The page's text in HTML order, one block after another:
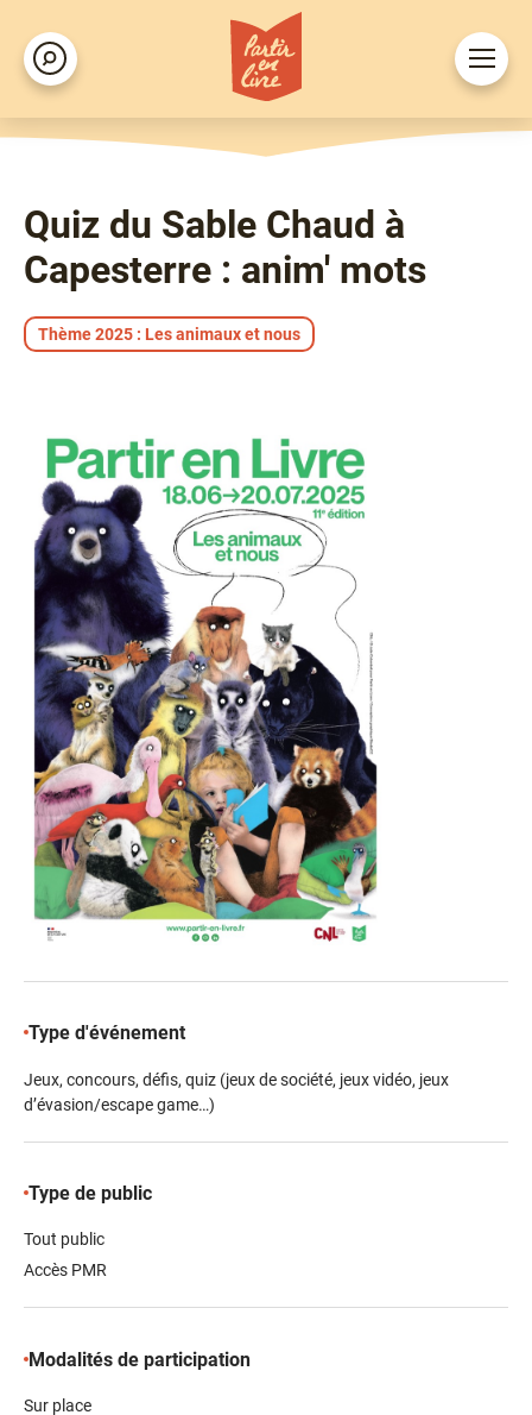
Aller
au
contenu
principal
Rechercher
Ouvrir
le
Quiz du Sable Chaud à
Capesterre : anim' mots
Thème 2025 : Les animaux et nous
Type d'événement
Jeux, concours, défis, quiz (jeux de société, jeux vidéo, jeux
d’évasion/escape game…)
Type de public
Tout public
Accès PMR
Modalités de participation
Sur place